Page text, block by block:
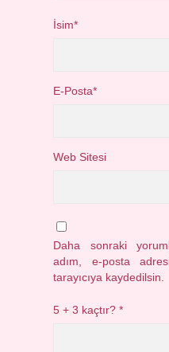
İsim*
E-Posta*
Web Sitesi
Daha sonraki
adım, e-posta
tarayıcıya kaydedilsin.
5 + 3 kaçtır?*